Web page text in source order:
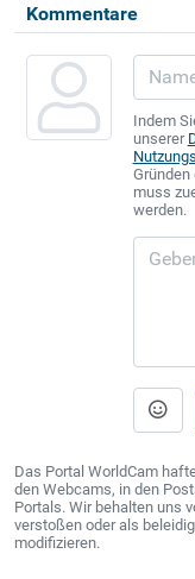
Kommentare
Indem
unserer
muss
werden.
Das Portal WorldCam
den Webcams, in den
Portals. Wir behalten uns
verstoßen oder als
modifizieren.